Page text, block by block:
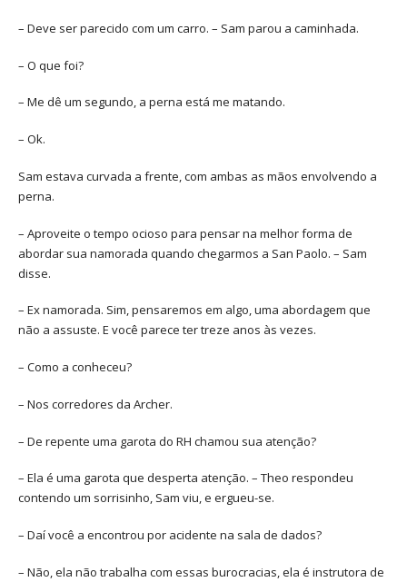
– Deve ser parecido com um carro. – Sam parou a caminhada.
– O que foi?
– Me dê um segundo, a perna está me matando.
– Ok.
Sam estava curvada a frente, com ambas as mãos envolvendo a
perna.
– Aproveite o tempo ocioso para pensar na melhor forma de
abordar sua namorada quando chegarmos a San Paolo. – Sam
disse.
– Ex namorada. Sim, pensaremos em algo, uma abordagem que
não a assuste. E você parece ter treze anos às vezes.
– Como a conheceu?
– Nos corredores da Archer.
– De repente uma garota do RH chamou sua atenção?
– Ela é uma garota que desperta atenção. – Theo respondeu
contendo um sorrisinho, Sam viu, e ergueu-se.
– Daí você a encontrou por acidente na sala de dados?
– Não, ela não trabalha com essas burocracias, ela é instrutora de